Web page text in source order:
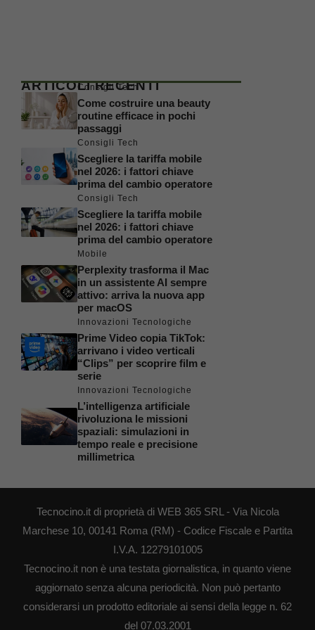
ARTICOLI RECENTI
Consigli Tech
Come costruire una beauty
routine efficace in pochi
passaggi
Consigli Tech
Scegliere la tariffa mobile
nel 2026: i fattori chiave
prima del cambio operatore
Consigli Tech
Scegliere la tariffa mobile
nel 2026: i fattori chiave
prima del cambio operatore
Mobile
Perplexity trasforma il Mac
in un assistente AI sempre
attivo: arriva la nuova app
per macOS
Innovazioni Tecnologiche
Prime Video copia TikTok:
arrivano i video verticali
“Clips” per scoprire film e
serie
Innovazioni Tecnologiche
L’intelligenza artificiale
rivoluziona le missioni
spaziali: simulazioni in
tempo reale e precisione
millimetrica
Tecnocino.it di proprietà di WEB 365 SRL - Via Nicola
Marchese 10, 00141 Roma (RM) - Codice Fiscale e Partita
I.V.A. 12279101005
Tecnocino.it non è una testata giornalistica, in quanto viene
aggiornato senza alcuna periodicità. Non può pertanto
considerarsi un prodotto editoriale ai sensi della legge n. 62
del 07.03.2001